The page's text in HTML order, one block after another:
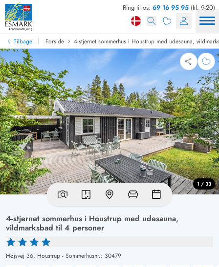
Ring til os: 69 16 95 95 (kl. 9-20)
Tilbage | Forside 4-stjernet sommerhus i Houstrup med udesauna,
4-stjernet sommerhus i Houstrup med udesauna,
vildmarksbad til 4 personer
Højsvej 36, Houstrup - Sommerhusnr.: 30479
1 / 33